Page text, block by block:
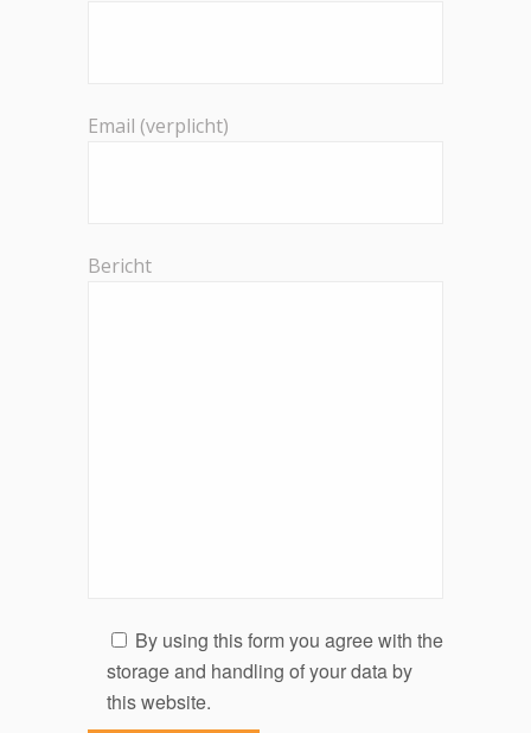
Email (verplicht)
Bericht
By using this form you agree with the
storage and handling of your data by
this website.